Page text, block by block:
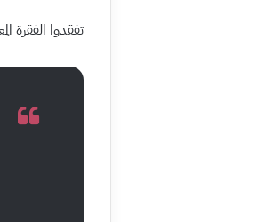
تفقدوا الفقرة